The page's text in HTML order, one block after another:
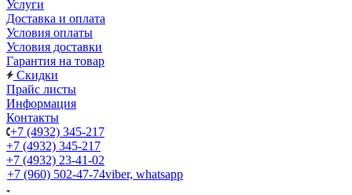
Услуги
Доставка и оплата
Условия оплаты
Условия доставки
Гарантия на товар
Скидки
Прайс листы
Информация
Контакты
+7 (4932) 345-217
+7 (4932) 345-217
+7 (4932) 23-41-02
+7 (960) 502-47-74viber, whatsapp